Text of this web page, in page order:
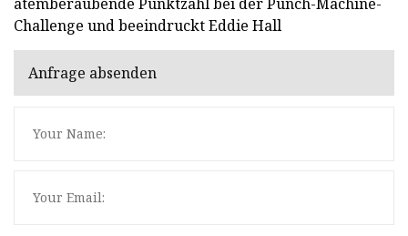
Challenge und beeindruckt Eddie Hall
Anfrage absenden